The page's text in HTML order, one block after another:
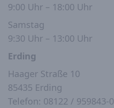
9:00 Uhr – 18:00 Uhr
Samstag
9:30 Uhr – 13:00 Uhr
Erding
Haager Straße 10
85435 Erding
Telefon: 08122 / 959843-0